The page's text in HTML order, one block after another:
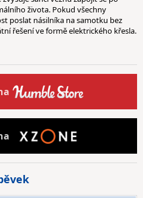
života. Pokud všechny
poslat násilníka na samotku bez
řešení ve formě elektrického křesla.